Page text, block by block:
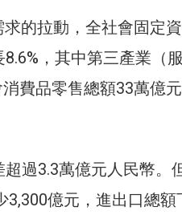
的拉動，全社會固定
，其中第三產業（
費品零售總額33萬億
過3.3萬億元人民幣。
億元，進出口總額